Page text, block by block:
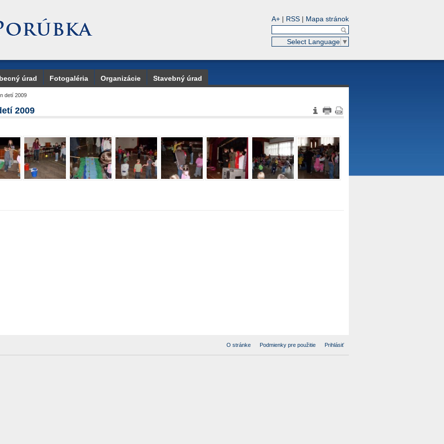
A+ | RSS | Mapa stránok
Select Language ▼
úrad Fotogaléria Organizácie Stavebný úrad
detí 2009
2009
O stránke Podmienky pre použitie Prihlásiť